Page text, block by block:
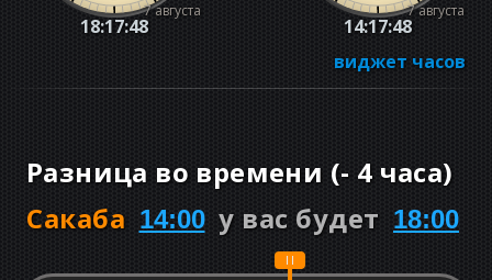
18:17:49
7 августа
14:17:49
7 августа
виджет часов
Разница во времени (- 4 часа)
Сакаба 14:00 у вас будет 18:00